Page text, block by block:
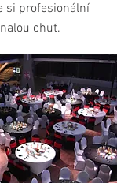
si profesionální
chuť.